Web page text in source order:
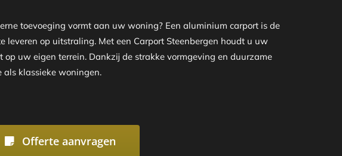
toevoeging vormt aan uw woning? Een aluminium carport is de
leveren op uitstraling. Met een Carport Steenbergen houdt u uw
uw eigen terrein. Dankzij de strakke vormgeving en duurzame
als klassieke woningen.
Offerte aanvragen